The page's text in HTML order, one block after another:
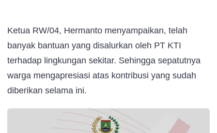
Ketua RW/04, Hermanto menyampaikan, telah
banyak bantuan yang disalurkan oleh PT KTI
terhadap lingkungan sekitar. Sehingga sepatutnya
warga mengapresiasi atas kontribusi yang sudah
diberikan selama ini.